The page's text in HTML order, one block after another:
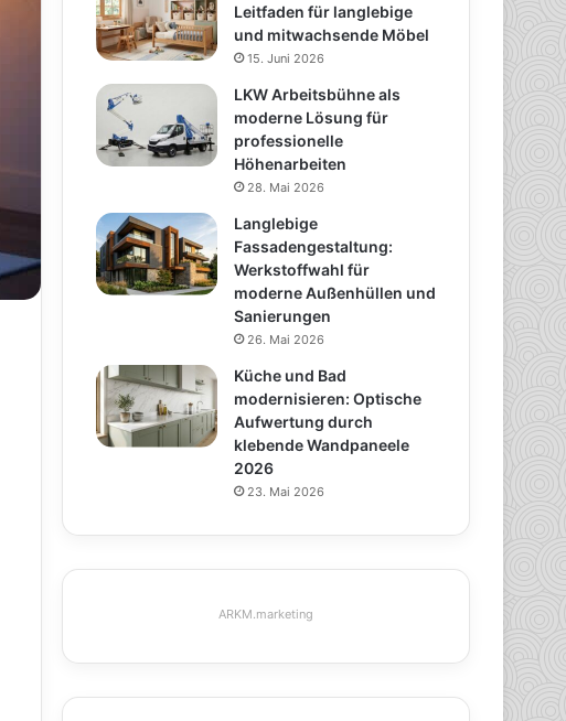
Leitfaden für langlebige
und mitwachsende Möbel
15. Juni 2026
LKW Arbeitsbühne als
moderne Lösung für
professionelle
Höhenarbeiten
28. Mai 2026
Langlebige
Fassadengestaltung:
Werkstoffwahl für
moderne Außenhüllen und
Sanierungen
26. Mai 2026
Küche und Bad
modernisieren: Optische
Aufwertung durch
klebende Wandpaneele
2026
23. Mai 2026
ARKM.marketing